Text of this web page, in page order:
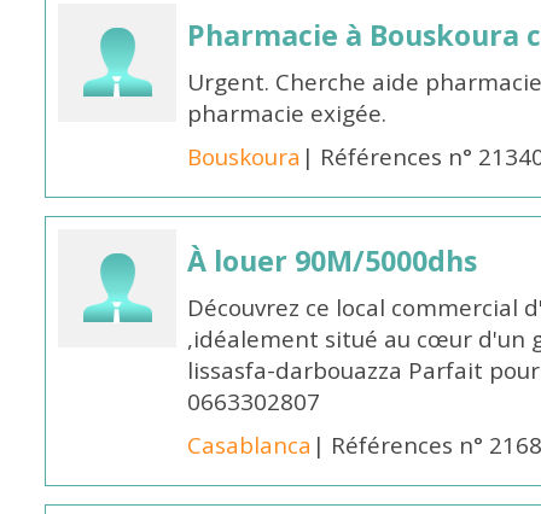
Pharmacie à Bouskoura
Urgent. Cherche aide
pharmacie exigée.
Bouskoura | Références n°
À louer 90M/5000dhs
Découvrez ce local commercial
,idéalement situé au cœur d'un
lissasfa-darbouazza Parfait
0663302807
Casablanca | Références n°